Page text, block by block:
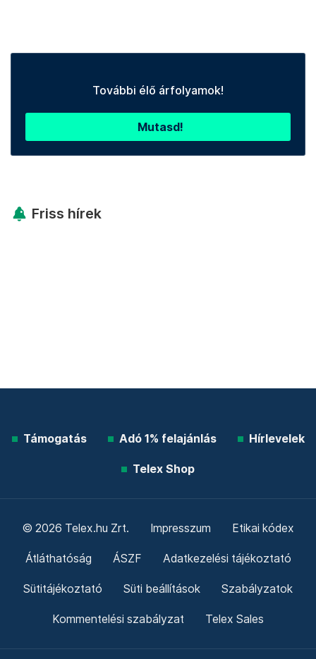
További élő árfolyamok!
Mutasd!
Friss hírek
Támogatás Adó 1% felajánlás Hírlevelek
Telex Shop
© 2026 Telex.hu Zrt. Impresszum Etikai kódex
Átláthatóság ÁSZF Adatkezelési tájékoztató
Sütitájékoztató Süti beállítások Szabályzatok
Kommentelési szabályzat Telex Sales